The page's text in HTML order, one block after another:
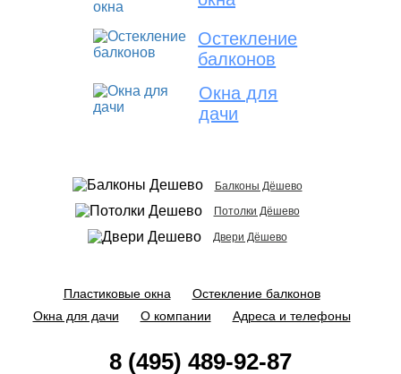
Остекление
балконов
Окна для
дачи
Балконы Дёшево
Потолки Дёшево
Двери Дёшево
Пластиковые окна
Остекление балконов
Окна для дачи
О компании Адреса и телефоны
8 (495) 489-92-87